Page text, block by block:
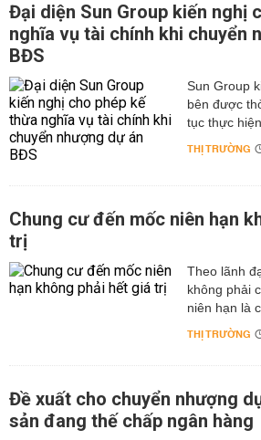
Đại diện Sun Group kiến nghị
nghĩa vụ tài chính khi chuyển
BĐS
Sun Group
bên được
tục thực
THỊ TRƯỜNG
Chung cư đến mốc niên hạn
trị
Theo lãnh
không phải
niên hạn là
THỊ TRƯỜNG
Đề xuất cho chuyển nhượng
sản đang thế chấp ngân hàng